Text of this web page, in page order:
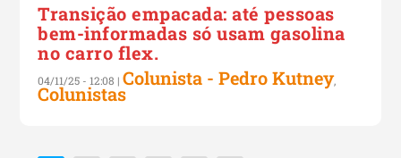
Transição empacada: até pessoas
bem-informadas só usam gasolina
no carro flex.
04/11/25 - 12:08 |Colunista - Pedro Kutney,
Colunistas